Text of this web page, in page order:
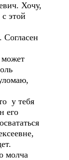
Хочу,
этой
Согласен
может
у тебя
его
молча